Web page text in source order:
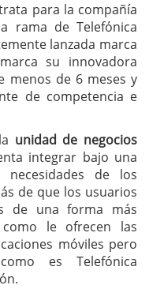
para la compañía
rama de Telefónica
lanzada marca
su innovadora
menos de 6 meses y
de competencia e
unidad de negocios
integrar bajo una
necesidades de los
de que los usuarios
de una forma más
le ofrecen las
móviles pero
es Telefónica